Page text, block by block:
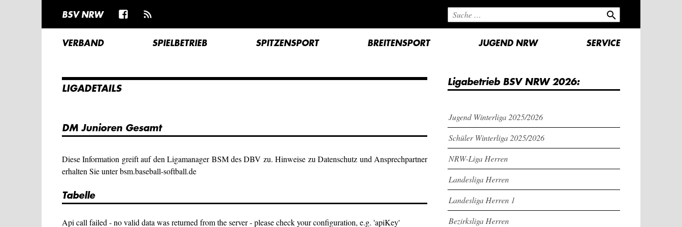
BSV NRW search
VERBAND SPIELBETRIEB SPITZENSPORT BREITENSPORT JUGEND NRW SERVICE
LIGADETAILS
DM Junioren Gesamt
Diese Information greift auf den Ligamanager BSM des DBV zu. Hinweise zu Datenschutz und Ansprechpartner
erhalten Sie unter bsm.baseball-softball.de
Tabelle
Api call failed - no valid data was returned from the server - please check your configuration, e.g. 'apiKey'
Ligabetrieb BSV NRW 2026:
Jugend Winterliga 2025/2026
Schüler Winterliga 2025/2026
NRW-Liga Herren
Landesliga Herren
Landesliga Herren 1
Bezirksliga Herren